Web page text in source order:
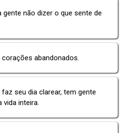
não dizer o que sente de
abandonados.
seu dia clarear, tem gente
vida inteira.